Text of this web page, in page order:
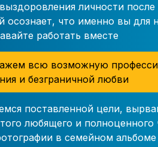
личности
осознает, что именно вы для
работать вместе
всю возможную
и безграничной любви
поставленной цели,
любящего и
в семейном альбоме